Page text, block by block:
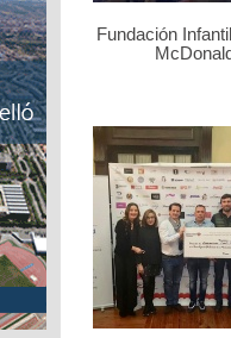
Fundación
McDonald